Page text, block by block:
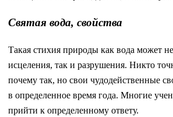
Святая вода, свойства
Такая стихия природы как вода может
исцеления, так и разрушения. Никто
почему так, но свои чудодейственные
в определенное время года. Многие
прийти к определенному ответу.